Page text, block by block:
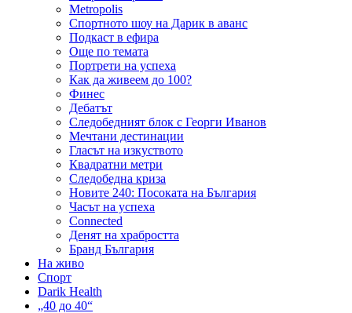
Metropolis
Спортното шоу на Дарик в аванс
Подкаст в ефира
Още по темата
Портрети на успеха
Как да живеем до 100?
Финес
Дебатът
Следобедният блок с Георги Иванов
Мечтани дестинации
Гласът на изкуството
Квадратни метри
Следобедна криза
Новите 240: Посоката на България
Часът на успеха
Connected
Денят на храбростта
Бранд България
На живо
Спорт
Darik Health
„40 до 40“